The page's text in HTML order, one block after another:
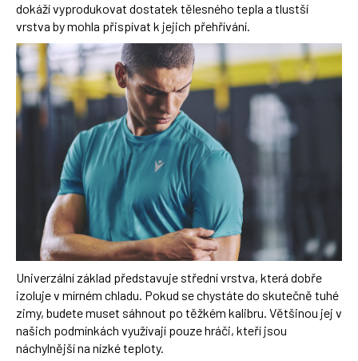
dokáží vyprodukovat dostatek tělesného tepla a tlustší
vrstva by mohla přispívat k jejich přehřívání.
Univerzální základ představuje střední vrstva, která dobře
izoluje v mírném chladu. Pokud se chystáte do skutečně tuhé
zimy, budete muset sáhnout po těžkém kalibru. Většinou jej v
našich podmínkách využívají pouze hráči, kteří jsou
náchylnější na nízké teploty.